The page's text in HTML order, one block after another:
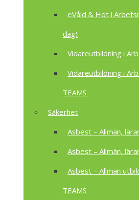
eVåld & Hot i
dag)
Vidareutbildning i
Vidareutbildning i
TEAMS
Säkerhet
Asbest – Allmän,
Asbest – Allmän,
Asbest – Allmän
TEAMS